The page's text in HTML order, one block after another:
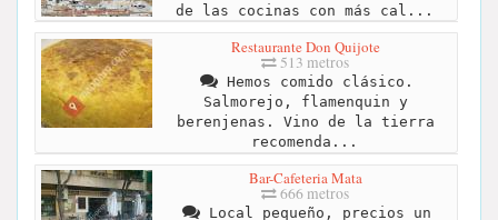
de las cocinas con más cal...
Restaurante Don Quijote
513 metros
Hemos comido clásico.
Salmorejo, flamenquin y
berenjenas. Vino de la tierra
recomenda...
Bar-Cafeteria Mata
666 metros
Local pequeño, precios un